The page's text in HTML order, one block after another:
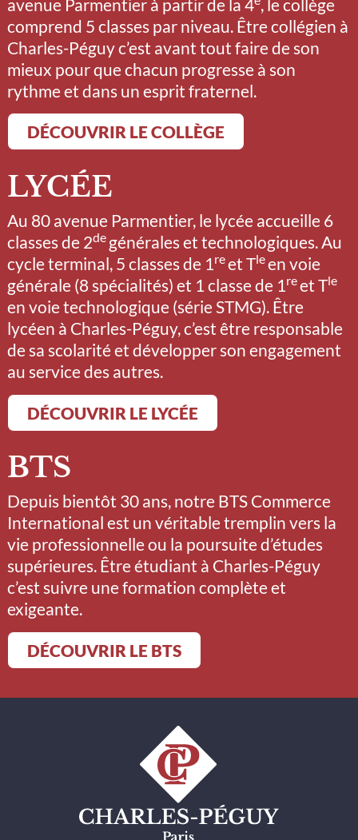
avenue Parmentier à partir de la 4 , le collège
comprend 5 classes par niveau. Être collégien à
Charles-Péguy c’est avant tout faire de son
mieux pour que chacun progresse à son
rythme et dans un esprit fraternel.
DÉCOUVRIR LE COLLÈGE
LYCÉE
Au 80 avenue Parmentier, le lycée accueille 6
classes de 2de générales et technologiques. Au
cycle terminal, 5 classes de 1reet Tleen voie
générale (8 spécialités) et 1 classe de 1reet Tle
en voie technologique (série STMG). Être
lycéen à Charles-Péguy, c’est être responsable
de sa scolarité et développer son engagement
au service des autres.
DÉCOUVRIR LE LYCÉE
BTS
Depuis bientôt 30 ans, notre BTS Commerce
International est un véritable tremplin vers la
vie professionnelle ou la poursuite d’études
supérieures. Être étudiant à Charles-Péguy
c’est suivre une formation complète et
exigeante.
DÉCOUVRIR LE BTS